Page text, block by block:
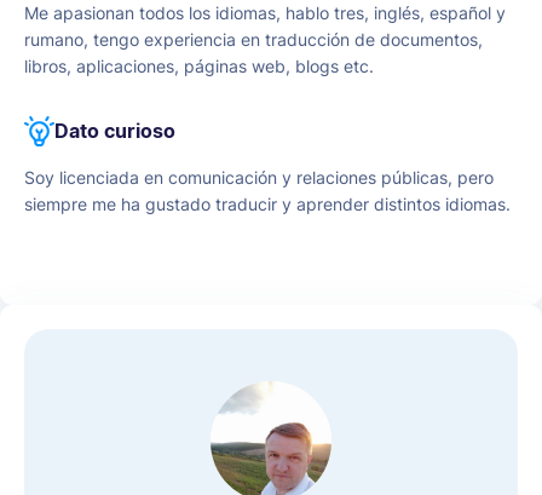
Me apasionan todos los idiomas, hablo tres, inglés, español y
rumano, tengo experiencia en traducción de documentos,
libros, aplicaciones, páginas web, blogs etc.
Dato curioso
Soy licenciada en comunicación y relaciones públicas, pero
siempre me ha gustado traducir y aprender distintos idiomas.